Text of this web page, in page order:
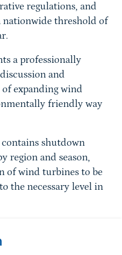
regulations, and
nationwide threshold of
a professionally
and
expanding wind
friendly way
shutdown
region and season,
of wind turbines to be
the necessary level in